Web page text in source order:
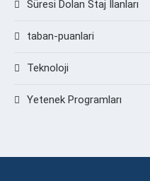
Süresi Dolan Staj İlanları
taban-puanlari
Teknoloji
Yetenek Programları